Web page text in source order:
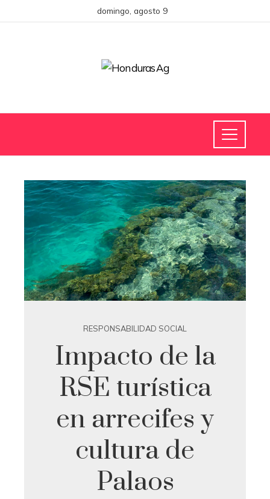
domingo, agosto 9
RESPONSABILIDAD SOCIAL
Impacto de la
RSE turística
en arrecifes y
cultura de
Palaos